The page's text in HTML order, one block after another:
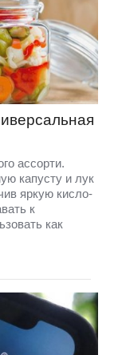
ассорти.
капусту и лук
яркую кисло-
к
как